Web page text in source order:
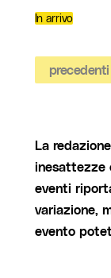
In arrivo
data.Eventi
precedenti
La
inesattezze
eventi
variazione,
evento